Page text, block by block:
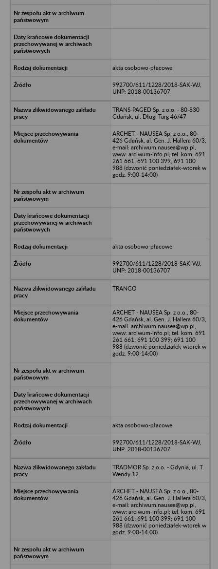
akta osobowo-płacowe
992700/611/1228/2018-SAK-WJ,
UNP: 2018-00136707
TRANS-PAGED Sp. z o.o. - 80-830
Gdańsk, ul. Długi Targ 46/47
ARCHET - NAUSEA Sp. z o.o., 80-
426 Gdańsk, al. Gen. J. Hallera 60/3,
e-mail: archiwum.nausea@wp.pl,
www: arciwum-info.pl; tel. kom. 691
261 661; 691 100 399; 691 100
988 (dzwonić poniedziałek-wtorek w
godz. 9:00-14:00)
akta osobowo-płacowe
992700/611/1228/2018-SAK-WJ,
UNP: 2018-00136707
TRANGO
ARCHET - NAUSEA Sp. z o.o., 80-
426 Gdańsk, al. Gen. J. Hallera 60/3,
e-mail: archiwum.nausea@wp.pl,
www: arciwum-info.pl; tel. kom. 691
261 661; 691 100 399; 691 100
988 (dzwonić poniedziałek-wtorek w
godz. 9:00-14:00)
akta osobowo-płacowe
992700/611/1228/2018-SAK-WJ,
UNP: 2018-00136707
TRADMOR Sp. z o.o. - Gdynia, ul. T.
Wendy 12
ARCHET - NAUSEA Sp. z o.o., 80-
426 Gdańsk, al. Gen. J. Hallera 60/3,
e-mail: archiwum.nausea@wp.pl,
www: arciwum-info.pl; tel. kom. 691
261 661; 691 100 399; 691 100
988 (dzwonić poniedziałek-wtorek w
godz. 9:00-14:00)